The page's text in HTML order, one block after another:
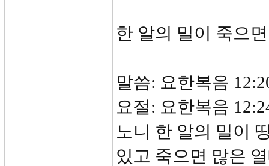
한 알의 밀이 죽으면
말씀: 요한복음
요절: 요한복음
노니 한 알의 밀이
있고 죽으면 많은